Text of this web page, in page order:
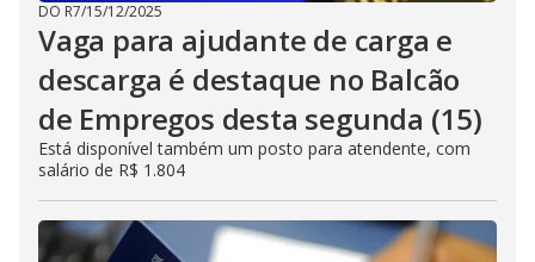
DO R7/15/12/2025
Vaga para ajudante de carga e
descarga é destaque no Balcão
de Empregos desta segunda (15)
Está disponível também um posto para atendente, com
salário de R$ 1.804